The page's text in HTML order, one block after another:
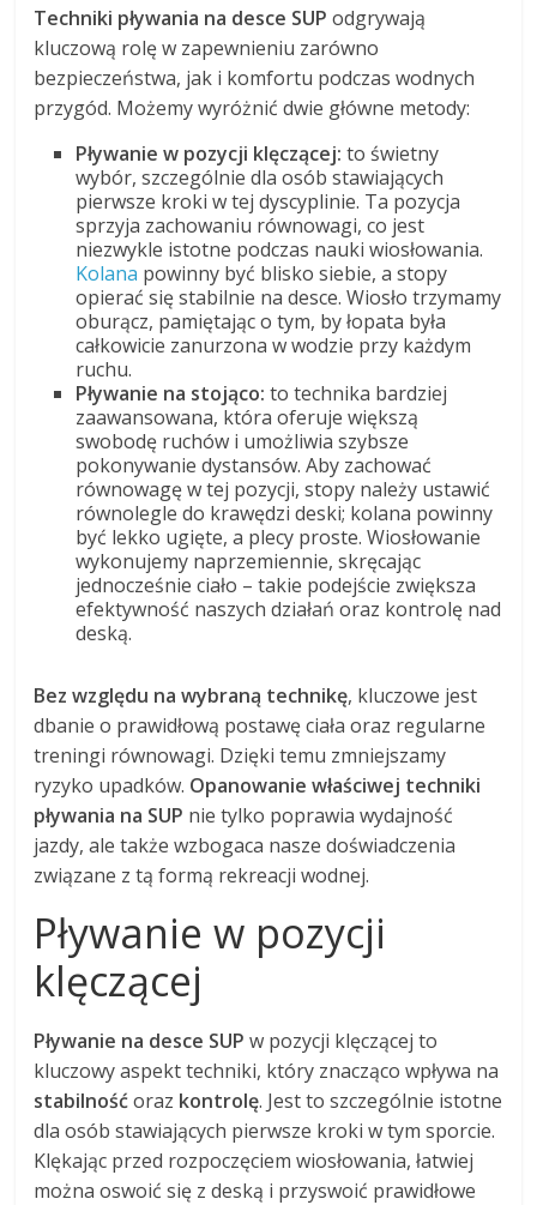
Techniki pływania na desce SUP odgrywają
kluczową rolę w zapewnieniu zarówno
bezpieczeństwa, jak i komfortu podczas wodnych
przygód. Możemy wyróżnić dwie główne metody:
Pływanie w pozycji klęczącej: to świetny
wybór, szczególnie dla osób stawiających
pierwsze kroki w tej dyscyplinie. Ta pozycja
sprzyja zachowaniu równowagi, co jest
niezwykle istotne podczas nauki wiosłowania.
Kolana powinny być blisko siebie, a stopy
opierać się stabilnie na desce. Wiosło trzymamy
oburącz, pamiętając o tym, by łopata była
całkowicie zanurzona w wodzie przy każdym
ruchu.
Pływanie na stojąco: to technika bardziej
zaawansowana, która oferuje większą
swobodę ruchów i umożliwia szybsze
pokonywanie dystansów. Aby zachować
równowagę w tej pozycji, stopy należy ustawić
równolegle do krawędzi deski; kolana powinny
być lekko ugięte, a plecy proste. Wiosłowanie
wykonujemy naprzemiennie, skręcając
jednocześnie ciało – takie podejście zwiększa
efektywność naszych działań oraz kontrolę nad
deską.
Bez względu na wybraną technikę, kluczowe jest
dbanie o prawidłową postawę ciała oraz regularne
treningi równowagi. Dzięki temu zmniejszamy
ryzyko upadków. Opanowanie właściwej techniki
pływania na SUP nie tylko poprawia wydajność
jazdy, ale także wzbogaca nasze doświadczenia
związane z tą formą rekreacji wodnej.
Pływanie w pozycji
klęczącej
Pływanie na desce SUP w pozycji klęczącej to
kluczowy aspekt techniki, który znacząco wpływa na
stabilnośćoraz kontrolę. Jest to szczególnie istotne
dla osób stawiających pierwsze kroki w tym sporcie.
Klękając przed rozpoczęciem wiosłowania, łatwiej
można oswoić się z deską i przyswoić prawidłowe